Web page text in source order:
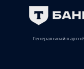
Генеральный